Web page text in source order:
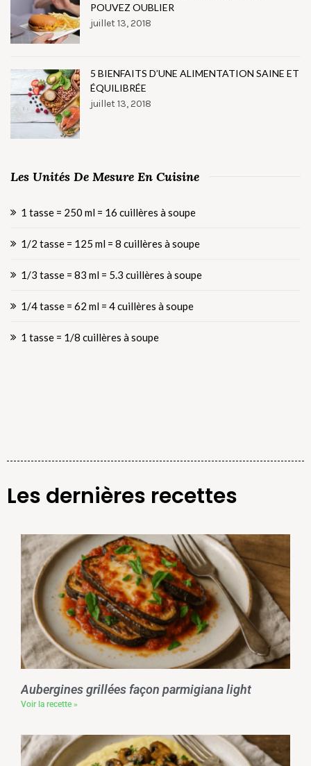
POUVEZ OUBLIER
juillet 13, 2018
5 BIENFAITS D’UNE ALIMENTATION SAINE ET
ÉQUILIBRÉE
juillet 13, 2018
Les Unités De Mesure En Cuisine
1 tasse = 250 ml = 16 cuillères à soupe
1/2 tasse = 125 ml = 8 cuillères à soupe
1/3 tasse = 83 ml = 5.3 cuillères à soupe
1/4 tasse = 62 ml = 4 cuillères à soupe
1 tasse = 1/8 cuillères à soupe
Les dernières recettes
Aubergines grillées façon parmigiana light
Voir la recette »